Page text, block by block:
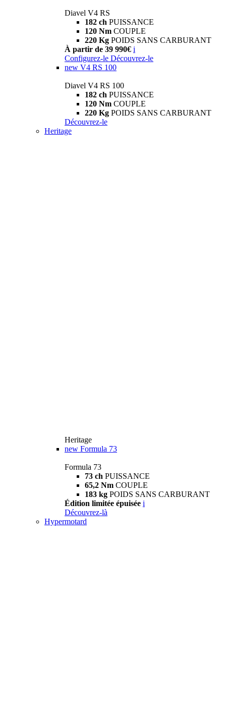
Diavel V4 RS
182 ch PUISSANCE
120 Nm COUPLE
220 Kg POIDS SANS CARBURANT
À partir de 39 990€ i
Configurez-le Découvrez-le
new V4 RS 100
Diavel V4 RS 100
182 ch PUISSANCE
120 Nm COUPLE
220 Kg POIDS SANS CARBURANT
Découvrez-le
Heritage
Heritage
new Formula 73
Formula 73
73 ch PUISSANCE
65,2 Nm COUPLE
183 kg POIDS SANS CARBURANT
Édition limitée épuisée i
Découvrez-là
Hypermotard